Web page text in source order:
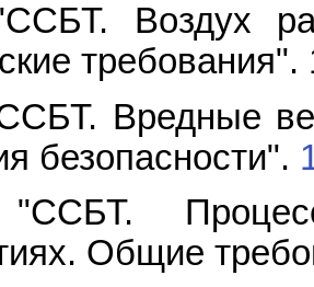
Воздух
Вредные
безопасности".
Общие